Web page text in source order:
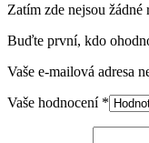
Zatím zde nejsou žádné
Buďte první, kdo
Vaše e-mailová adresa
Vaše hodnocení *